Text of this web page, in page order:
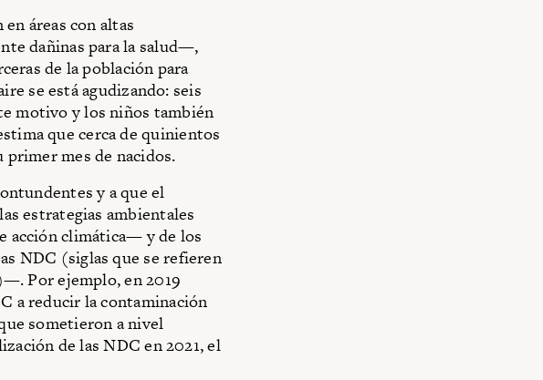
áreas con altas
dañinas para la salud—,
de la población para
se está agudizando: seis
motivo y los niños también
que cerca de quinientos
mes de nacidos.
y a que el
estrategias ambientales
acción climática— y de los
NDC (siglas que se refieren
Por ejemplo, en 2019
a reducir la contaminación
sometieron a nivel
de las NDC en 2021, el